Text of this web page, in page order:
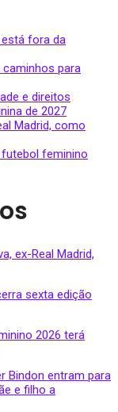
está fora da
caminhos para
e direitos
de 2027
Madrid, como
feminino
ex-Real Madrid,
sexta edição
2026 terá
Bindon entram para
e filho a